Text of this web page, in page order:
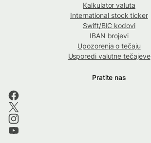
Kalkulator valuta
International stock ticker
Swift/BIC kodovi
IBAN brojevi
Upozorenja o tečaju
Usporedi valutne tečajeve
Pratite nas